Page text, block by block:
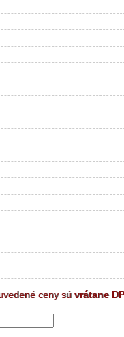
ceny sú vrátane